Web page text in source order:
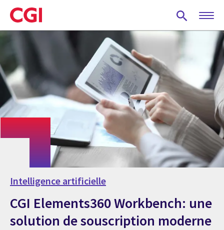
Skip
to
main
content
Intelligence artificielle
CGI Elements360 Workbench: une
solution de souscription moderne